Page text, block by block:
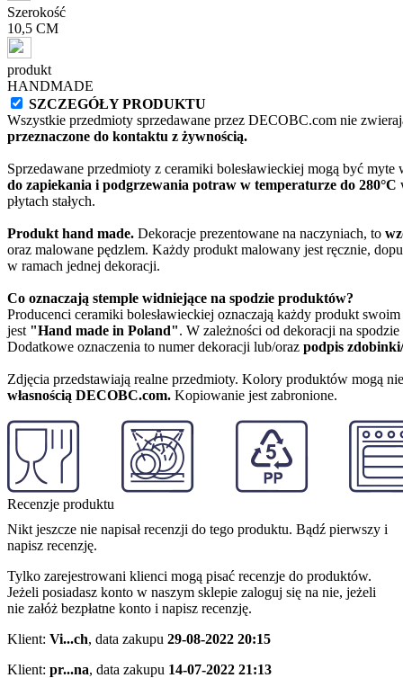
Szerokość
10,5 CM
produkt
HANDMADE
SZCZEGÓŁY PRODUKTU
Wszystkie przedmioty sprzedawane przez DECOBC.com nie
przeznaczone do kontaktu z żywnością.
Sprzedawane przedmioty z ceramiki bolesławieckiej mogą być
do zapiekania i podgrzewania potraw w temperaturze do 280°C
płytach stałych.
Produkt hand made. Dekoracje prezentowane na naczyniach, to
oraz malowane pędzlem. Każdy produkt malowany jest ręcznie,
w ramach jednej dekoracji.
Co oznaczają stemple widniejące na spodzie produktów?
Producenci ceramiki bolesławieckiej oznaczają każdy produkt swoim
jest "Hand made in Poland". W zależności od dekoracji na
Dodatkowe oznaczenia to numer dekoracji lub/oraz podpis
Zdjęcia przedstawiają realne przedmioty. Kolory produktów mogą
własnością DECOBC.com. Kopiowanie jest zabronione.
Recenzje produktu
Nikt jeszcze nie napisał recenzji do tego produktu. Bądź pierwszy i
napisz recenzję.
Tylko zarejestrowani klienci mogą pisać recenzje do produktów.
Jeżeli posiadasz konto w naszym sklepie zaloguj się na nie, jeżeli
nie załóż bezpłatne konto i napisz recenzję.
Klient: Vi...ch, data zakupu 29-08-2022 20:15
Klient: pr...na, data zakupu 14-07-2022 21:13